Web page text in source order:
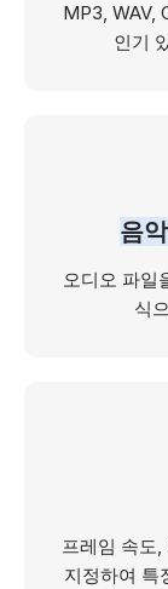
MP3, WAV,
인기
음
오디오 파일
식
프레임 속도
지정하여 특